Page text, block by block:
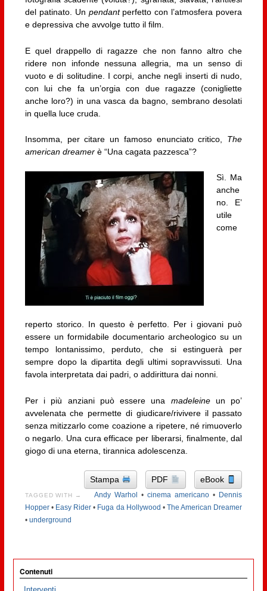
del patinato. Un pendant perfetto con l’atmosfera povera
e depressiva che avvolge tutto il film.
E quel drappello di ragazze che non fanno altro che
ridere non infonde nessuna allegria, ma un senso di
vuoto e di solitudine. I corpi, anche negli inserti di nudo,
con lui che fa un’orgia con due ragazze (conigliette
anche loro?) in una vasca da bagno, sembrano desolati
in quella luce cruda.
Insomma, per citare un famoso enunciato critico, The
american dreamerè “Una cagata pazzesca”?
Sì. Ma
anche
no. E’
utile
come
reperto storico. In questo è perfetto. Per i giovani può
essere un formidabile documentario archeologico su un
tempo lontanissimo, perduto, che si estinguerà per
sempre dopo la dipartita degli ultimi sopravvissuti. Una
favola interpretata dai padri, o addirittura dai nonni.
Per i più anziani può essere una madeleine un po’
avvelenata che permette di giudicare/rivivere il passato
senza mitizzarlo come coazione a ripetere, né rimuoverlo
o negarlo. Una cura efficace per liberarsi, finalmente, dal
giogo di una eterna, tirannica adolescenza.
Stampa PDF eBook
TAGGED WITH → Andy Warhol •cinema americano • Dennis
Hopper• Easy Rider • Fuga da Hollywood • The American Dreamer
• underground
Contenuti